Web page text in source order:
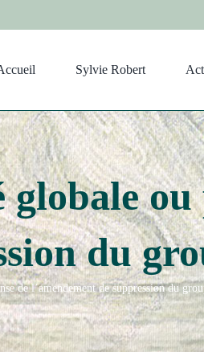
Sylvie Robert
globale
du
de l’amendement de suppression du